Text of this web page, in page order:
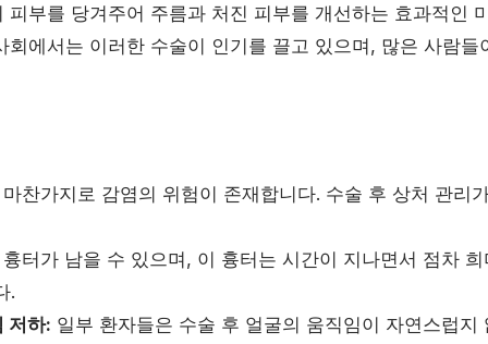
피부를 당겨주어 주름과 처진 피부를 개선하는 효과적인
회에서는 이러한 수술이 인기를 끌고 있으며, 많은 사람들
찬가지로 감염의 위험이 존재합니다. 수술 후 상처 관리
터가 남을 수 있으며, 이 흉터는 시간이 지나면서 점차
.
저하: 일부 환자들은 수술 후 얼굴의 움직임이 자연스럽지